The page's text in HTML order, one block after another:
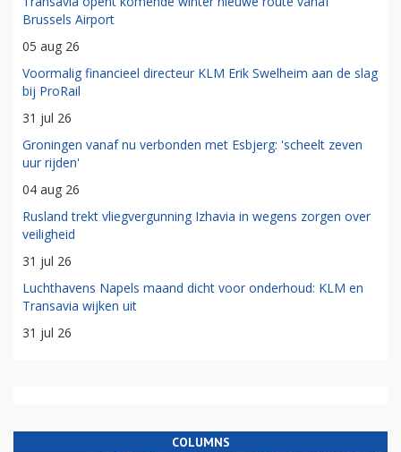
Brussels Airport
05 aug 26
Voormalig financieel directeur KLM Erik Swelheim aan de slag
bij ProRail
31 jul 26
Groningen vanaf nu verbonden met Esbjerg: 'scheelt zeven
uur rijden'
04 aug 26
Rusland trekt vliegvergunning Izhavia in wegens zorgen over
veiligheid
31 jul 26
Luchthavens Napels maand dicht voor onderhoud: KLM en
Transavia wijken uit
31 jul 26
COLUMNS